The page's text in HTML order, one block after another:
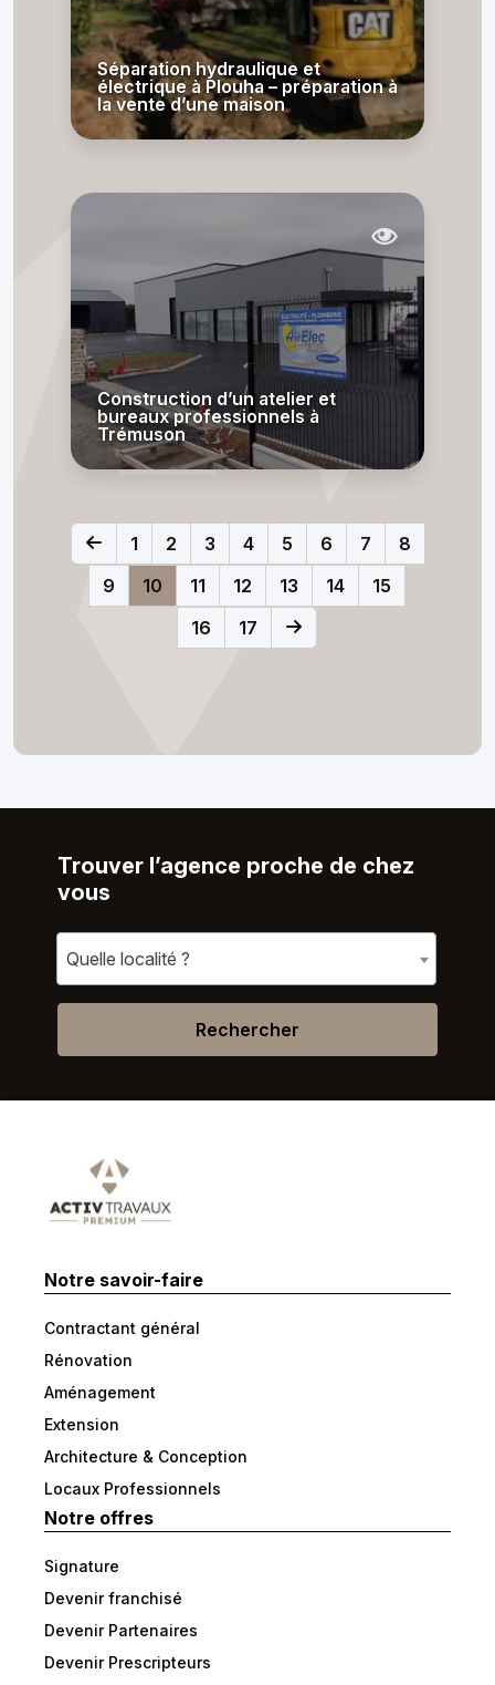
Séparation hydraulique et
électrique à Plouha – préparation à
la vente d’une maison
Construction d’un atelier et
bureaux professionnels à
Trémuson
1 2 3 4 5 6 7
8
9
10 11 12 13 14
15
16
17
Trouver l’agence proche de chez
vous
Quelle localité ?
Rechercher
Notre savoir-faire
Contractant général
Rénovation
Aménagement
Extension
Architecture & Conception
Locaux Professionnels
Notre offres
Signature
Devenir franchisé
Devenir Partenaires
Devenir Prescripteurs